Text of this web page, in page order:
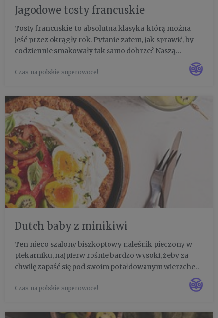
Jagodowe tosty francuskie
Tosty francuskie, to absolutna klasyka, którą można
jeść przez okrągły rok. Pytanie zatem, jak sprawić, by
codziennie smakowały tak samo dobrze? Naszą
wprowadzą miłą odmianę do klasycznej receptury. W
Czas na polskie superowoce!
Dutch baby z minikiwi
Ten nieco szalony biszkoptowy naleśnik pieczony w
piekarniku, najpierw rośnie bardzo wysoki, żeby za
chwilę zapaść się pod swoim pofałdowanym wierzchem.
Dopełniony równie niecodziennym połączeniem mini
kiwi, pomidorów, jajka i kremowego sera będzie
Czas na polskie superowoce!